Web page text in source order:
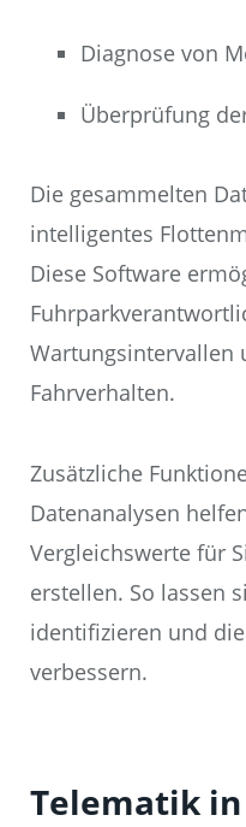
Diagnose von
Überprüfung
Die gesammelten
intelligentes
Diese Software
Wartungsintervallen
Fahrverhalten.
Zusätzliche
Datenanalysen
Vergleichswerte für
erstellen. So lassen
identifizieren und
verbessern.
Telematik